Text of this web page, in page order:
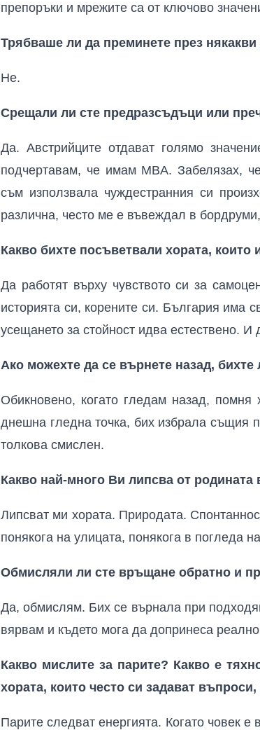
препоръки и мрежите са от ключово
Трябваше ли да преминете през
Не.
Срещали ли сте предразсъдъци или
Да. Австрийците отдават голямо
подчертавам, че имам MBA. Забелязах,
съм използвала чуждестранния си
различна, често ме е въвеждал в
Какво бихте посъветвали хората, които
Да работят върху чувството си за
историята си, корените си. България има
усещането за стойност идва естествено. И
Ако можехте да се върнете назад,
Обикновено, когато гледам назад,
днешна гледна точка, бих избрала същия
толкова смислен.
Какво най-много Ви липсва от
Липсват ми хората. Природата.
понякога на улицата, понякога в погледа
Обмисляли ли сте връщане обратно и
Да, обмислям. Бих се върнала при
вярвам и където мога да допринеса
Какво мислите за парите? Какво е
хората, които често си задават
Парите следват енергията. Когато човек